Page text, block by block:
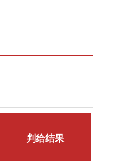
判给结果